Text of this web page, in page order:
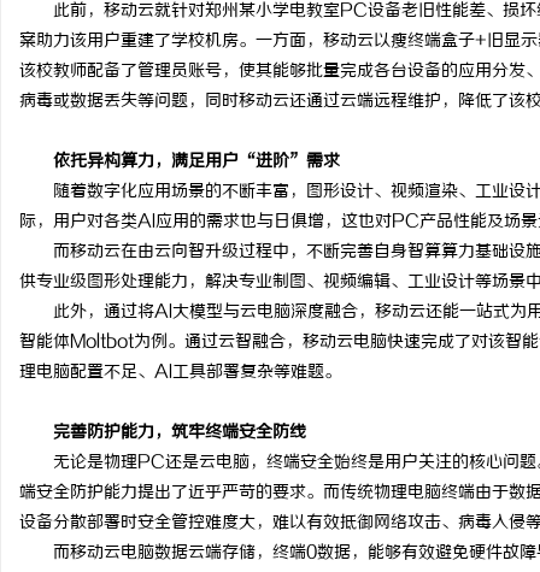
此前，移动云就针对郑州某小学电教室PC设备老旧性能差、损
案助力该用户重建了学校机房。一方面，移动云以瘦终端盒子+旧显
该校教师配备了管理员账号，使其能够批量完成各台设备的应用分
病毒或数据丢失等问题，同时移动云还通过云端远程维护，降低了该
依托异构算力，满足用户 “进阶”需求
随着数字化应用场景的不断丰富，图形设计、视频渲染、工业
际，用户对各类AI应用的需求也与日俱增，这也对PC产品性能及场
而移动云在由云向智升级过程中，不断完善自身智算算力基础设
供专业级图形处理能力，解决专业制图、视频编辑、工业设计等场
此外，通过将AI大模型与云电脑深度融合，移动云还能一站式为
智能体Moltbot为例。通过云智融合， 移动云电脑快速完成了对该智
理电脑配置不足、 AI工具部署复杂等难题。
完善防护能力，筑牢终端安全防线
无论是物理PC还是云电脑，终端安全始终是用户关注的核心问
端安全防护能力提出了近乎严苛的要求。而传统物理电脑终端由于
设备分散部署时安全管控难度大，难以有效抵御网络攻击、病毒入侵
而移动云电脑数据云端存储，终端0数据，能够有效避免硬件故